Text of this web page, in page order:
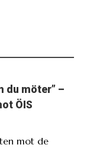
du möter” –
ÖIS
mot de